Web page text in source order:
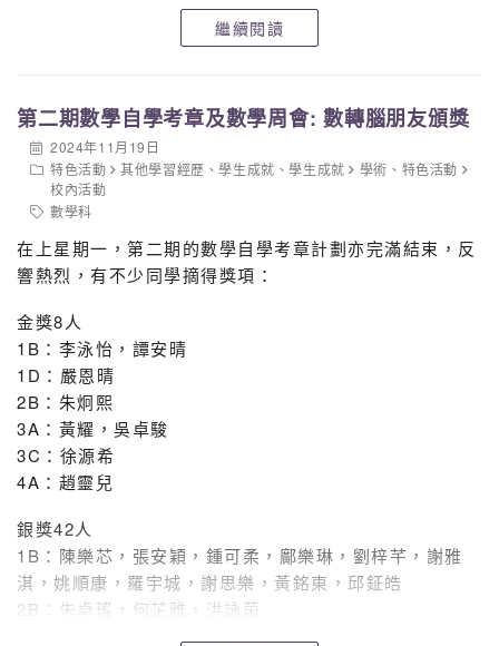
繼續閱讀
第二期數學自學考章及數學周會: 數轉腦朋友頒獎
2024年11月19日
特色活動
其他學習經歷 、學生成就 、學生成就 學術 、 特色活動
校內活動
數學科
在上星期一，第二期的數學自學考章計劃亦完滿結束，反
響熱烈，有不少同學摘得獎項：
金獎8人
1B：李泳怡，譚安晴
1D：嚴恩晴
2B：朱炯熙
3A：黃耀，吳卓駿
3C：徐源希
4A：趙靈兒
銀獎42人
1B：陳樂芯，張安穎，鍾可柔，鄺樂琳，劉梓芊，謝雅
淇，姚順康，羅宇城，謝思樂，黃銘東，邱鉦皓
2B：朱卓瑤，何芷雅，洪詠茵